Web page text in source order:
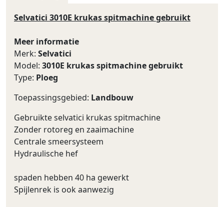
Selvatici 3010E krukas spitmachine gebruikt
Meer informatie
Merk: Selvatici
Model: 3010E krukas spitmachine gebruikt
Type: Ploeg
Toepassingsgebied: Landbouw
Gebruikte selvatici krukas spitmachine
Zonder rotoreg en zaaimachine
Centrale smeersysteem
Hydraulische hef
spaden hebben 40 ha gewerkt
Spijlenrek is ook aanwezig